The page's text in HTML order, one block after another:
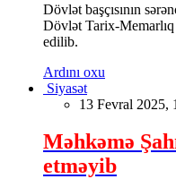
Dövlət başçısının
Dövlət Tarix-
edilib.
Ardını oxu
Siyasət
13 Fevral 2025,
Məhkəmə
etməyib